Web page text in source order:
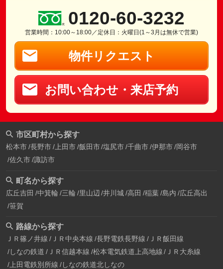
0120-60-3232
営業時間：10:00～18:00／定休日：火曜日(1～3月は無休で営業)
物件リクエスト
お問い合わせ・来店予約
市区町村から探す
松本市 長野市 上田市 飯田市 塩尻市 千曲市 伊那市 岡谷市
佐久市 諏訪市
町名から探す
広丘吉田 中箕輪 三輪 里山辺 井川城 高田 稲葉 島内 広丘高出
笹賀
路線から探す
ＪＲ篠ノ井線 ＪＲ中央本線 長野電鉄長野線 ＪＲ飯田線
しなの鉄道 ＪＲ信越本線 松本電気鉄道上高地線
ＪＲ大糸線
上田電鉄別所線 しなの鉄道北しなの